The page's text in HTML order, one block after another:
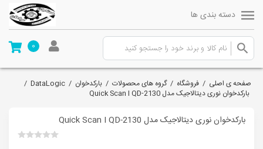
دسته بندی ها
0
صفحه ی اصلی / فروشگاه /گروه های محصولات / بارکدخوان /
DataLogic
/
بارکدخوان نوری دیتالاجیک مدل Quick Scan I QD-2130
بارکدخوان نوری دیتالاجیک مدل Quick Scan I QD-2130